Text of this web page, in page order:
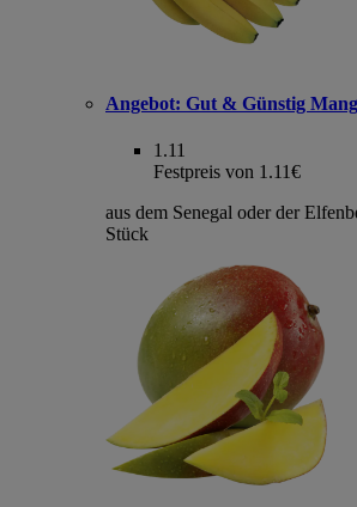
Angebot: Gut & Günstig
1.11
Festpreis von 1.11€
aus dem Senegal oder der
Stück